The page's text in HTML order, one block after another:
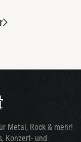
Metal, Rock & mehr!
Konzert- und